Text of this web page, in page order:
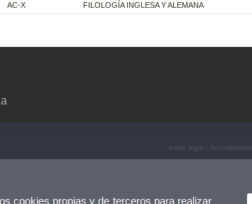
AC-X FILOLOGÍA INGLESA Y ALEMANA
Aviso legal Accesibilidad
cookies propias y de terceros para realizar